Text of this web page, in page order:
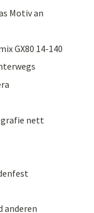
Motiv an
GX80 14-140
nett
anderen